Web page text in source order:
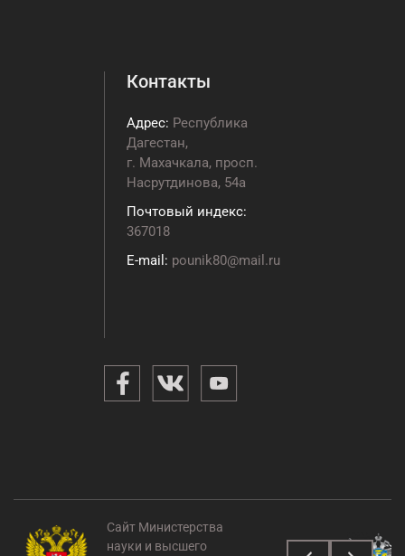
Контакты
Адрес: Республика
Дагестан,
г. Махачкала, просп.
Насрутдинова, 54а
Почтовый индекс:
367018
E-mail: pounik80@mail.ru
Сайт Министерства
науки и высшего